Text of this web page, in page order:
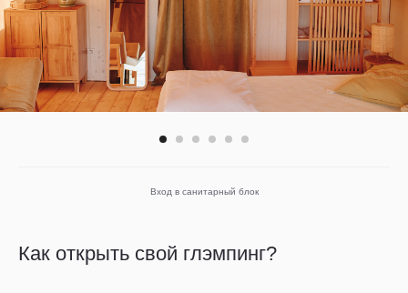
Вход в санитарный блок
Как открыть свой глэмпинг?